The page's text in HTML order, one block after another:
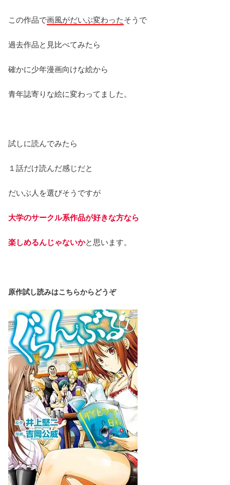
この作品で画風がだいぶ変わったそうで
過去作品と見比べてみたら
確かに少年漫画向けな絵から
青年誌寄りな絵に変わってました。
試しに読んでみたら
１話だけ読んだ感じだと
だいぶ人を選びそうですが
大学のサークル系作品が好きな方なら
楽しめるんじゃないかと思います。
原作試し読みはこちらからどうぞ